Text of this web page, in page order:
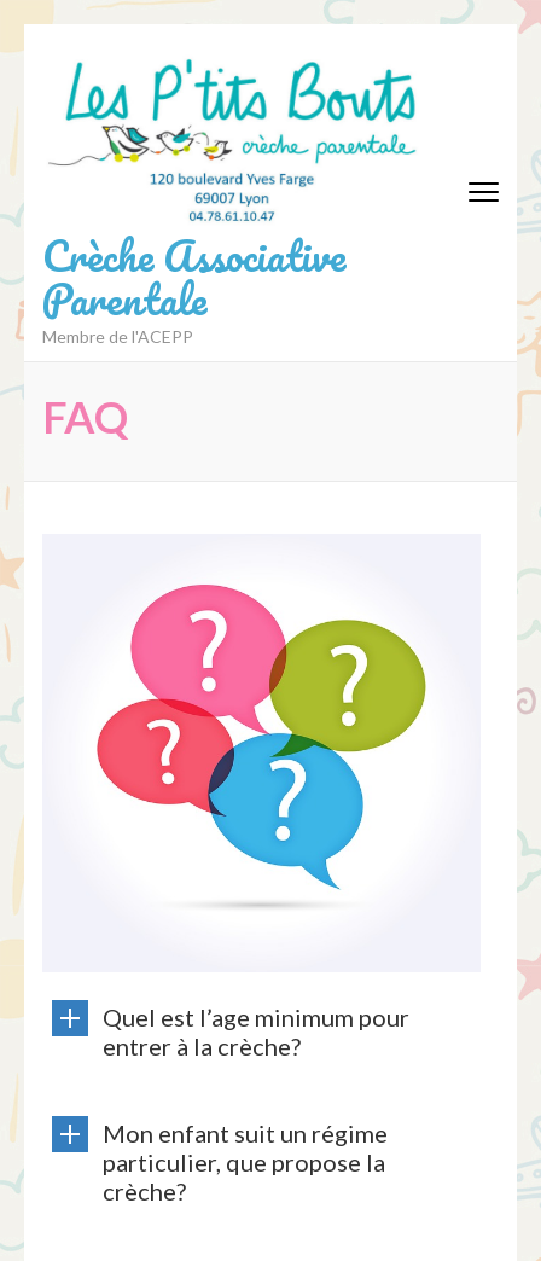
contenu
(Pressez
Entrée)
Crèche Associative
Parentale
Membre de l'ACEPP
FAQ
Quel est l’age minimum pour
entrer à la crèche?
Mon enfant suit un régime
particulier, que propose la
crèche?